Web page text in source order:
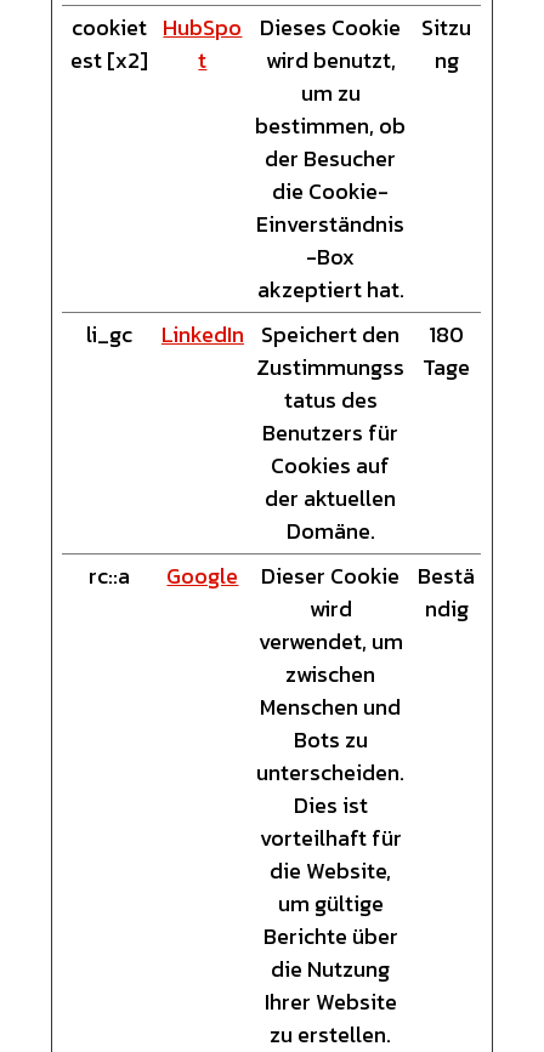
cookiet
est [x2]
HubSpo
t
Dieses Cookie
wird benutzt,
um zu
bestimmen, ob
der Besucher
die Cookie-
Einverständnis
-Box
akzeptiert hat.
Sitzu
ng
li_gc LinkedIn Speichert den
Zustimmungss
tatus des
Benutzers für
Cookies auf
der aktuellen
Domäne.
180
Tage
rc::a Google
Dieser Cookie
wird
verwendet, um
zwischen
Menschen und
Bots zu
unterscheiden.
Dies ist
vorteilhaft für
die Website,
um gültige
Berichte über
die Nutzung
Ihrer Website
zu erstellen.
Bestä
ndig